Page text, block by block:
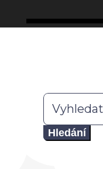
Hledat: